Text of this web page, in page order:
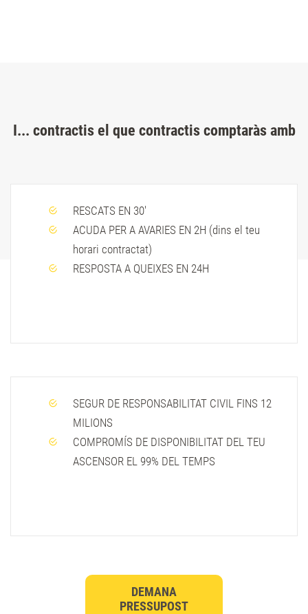
I... contractis el que contractis comptaràs amb
RESCATS EN 30'
ACUDA PER A AVARIES EN 2H (dins el teu
horari contractat)
RESPOSTA A QUEIXES EN 24H
SEGUR DE RESPONSABILITAT CIVIL FINS 12
MILIONS
COMPROMÍS DE DISPONIBILITAT DEL TEU
ASCENSOR EL 99% DEL TEMPS
DEMANA
PRESSUPOST